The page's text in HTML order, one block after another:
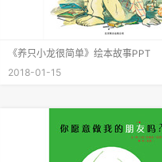
《养只小龙很简单》绘本故事PPT
2018-01-15